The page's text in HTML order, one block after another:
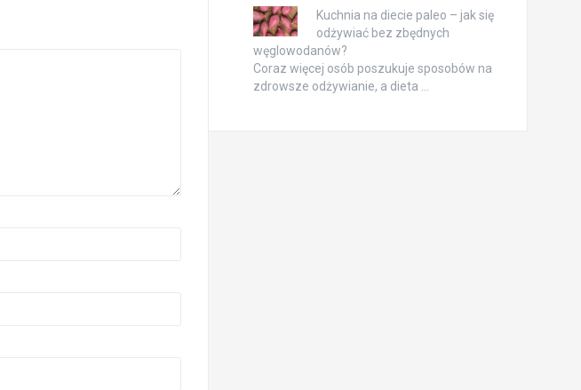
Kuchnia na diecie paleo – jak się
odżywiać bez zbędnych
węglowodanów?
Coraz więcej osób poszukuje sposobów na
zdrowsze odżywianie, a dieta …